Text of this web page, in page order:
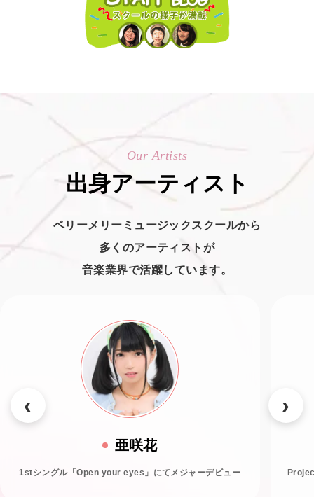
Our Artists
出身アーティスト
ベリーメリーミュージックスクールから
多くのアーティストが
音楽業界で活躍しています。
亜咲花
1stシングル「Open your eyes」にてメジャーデビュー